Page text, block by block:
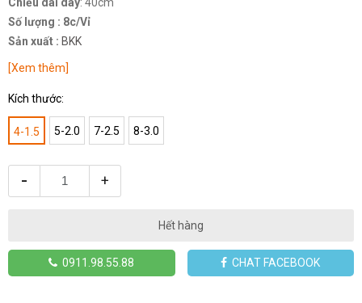
Số lượng : 8c/Vỉ
Sản xuất : BKK
[Xem thêm]
Kích thước:
4-1.5 5-2.0 7-2.5 8-3.0
- +
Hết hàng
0911.98.55.88 CHAT FACEBOOK